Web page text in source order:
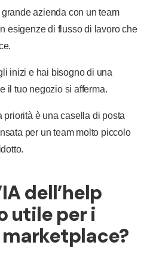
azienda con un team
esigenze di flusso di lavoro che
inizi e hai bisogno di una
il tuo negozio si afferma.
priorità è una casella di posta
per un team molto piccolo
dell’help
utile per i